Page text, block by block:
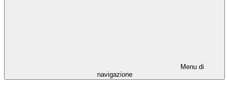
Menu di
navigazione